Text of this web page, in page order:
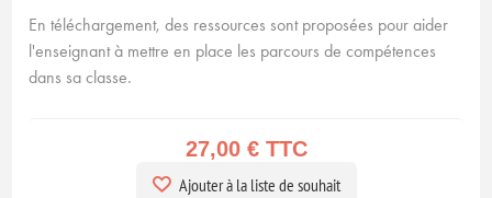
En téléchargement, des ressources sont proposées pour aider
l'enseignant à mettre en place les parcours de compétences
dans sa classe.
27,00 € TTC
Ajouter à la liste de souhait